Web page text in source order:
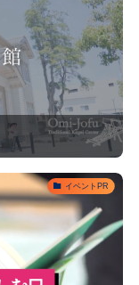
イベントPR